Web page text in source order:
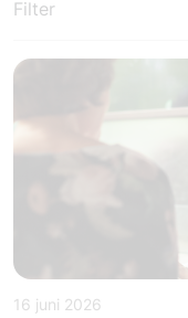
Filter
16 juni 2026